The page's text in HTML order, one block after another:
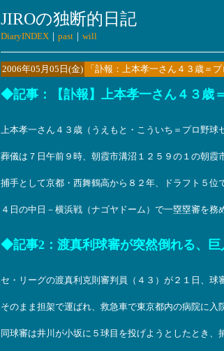
JIROの独断的日記
DiaryINDEX ｜ past ｜ will
2006年05月05日(金) 「訃報：上本孝一さん４３歳＝
◆記事：【訃報】上本孝一さん４３歳
上本孝一さん４３歳（うえもと・こういち＝プロ野球
葬儀は７日午前９時、朝霞市溝沼１２５９の１の朝霞
捕手として京都・西舞鶴高から８２年、ドラフト５位
４日の中日－横浜戦（ナゴヤドーム）で一塁塁審を
◆記事2：渡真利球審が突然倒れる、巨
セ・リーグの渡真利克則審判員（４３）が２１日、球
そのまま担架で運ばれ、救急車で東京都内の病院に
同球審は井川が小坂に５球目を投げようとしたとき、